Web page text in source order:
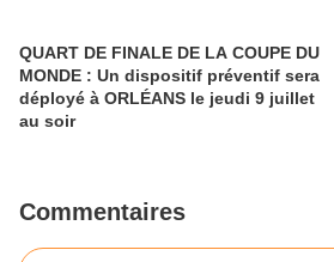
QUART DE FINALE DE LA COUPE DU
MONDE : Un dispositif préventif sera
déployé à ORLÉANS le jeudi 9 juillet
au soir
Commentaires